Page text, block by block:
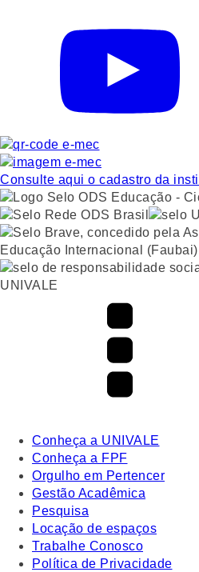
Consulte aqui o cadastro da
UNIVALE
Conheça a UNIVALE
Conheça a FPF
Orgulho em Pertencer
Gestão Acadêmica
Pesquisa
Locação de espaços
Trabalhe Conosco
Política de Privacidade